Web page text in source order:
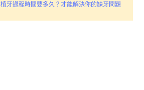
植牙過程時間要多久？才能解決你的缺牙問題